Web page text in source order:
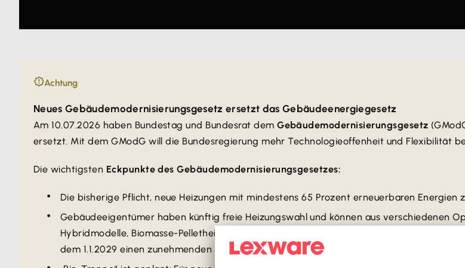
Achtung
Neues Gebäudemodernisierungsgesetz ersetzt das Gebäudeenergiegesetz
Am 10.07.2026 haben Bundestag und Bundesrat demGebäudemodernisierungsgesetz
ersetzt. Mit dem GModG will die Bundesregierung mehr Technologieoffenheit und Flexibilität
Die wichtigsten Eckpunkte des Gebäudemodernisierungsgesetzes:
Die bisherige Pflicht, neue Heizungen mit mindestens 65 Prozent erneuerbaren Energien
Gebäudeeigentümer haben künftig freie Heizungswahl und können aus verschiedenen
Hybridmodelle, Biomasse-Pelletheizungen - auch neue
dürfen
dem 1.1.2029 einen zunehmenden Anteil CO₂-neutraler Brennstoffe nutzen („Bio-Treppe“).